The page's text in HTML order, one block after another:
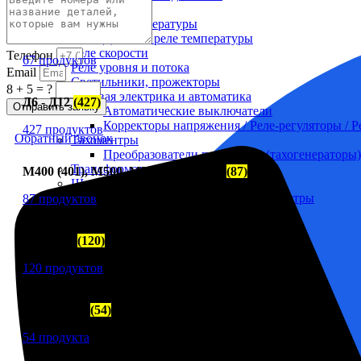
Прочее
Приборы температуры
Датчики реле температуры
Реле скорости
Реле уровня и потока
Светильники, прожекторы
Судовая электрика и автоматика
Автоматические выключатели
Корректоры напряжения / Реле-регуляторы
Тахоментры
Преобразователи первичные (тахогенераторы)
Трансформаторы
Щитовые приборы
Ампервольтметры / Вольтамперметры
Вольтметры
Частотомеры
Электродвигатели
Телефон
Email
8 + 5 = ?
Отправить заявку
Обратный звонок
Г60-Г72
67 продуктов
Д6 - Д12(427)
427 продуктов
М400 (401), М500, М756 ("Звезда") (87)
87 продуктов
(120)
120 продуктов
(54)
54 продукта